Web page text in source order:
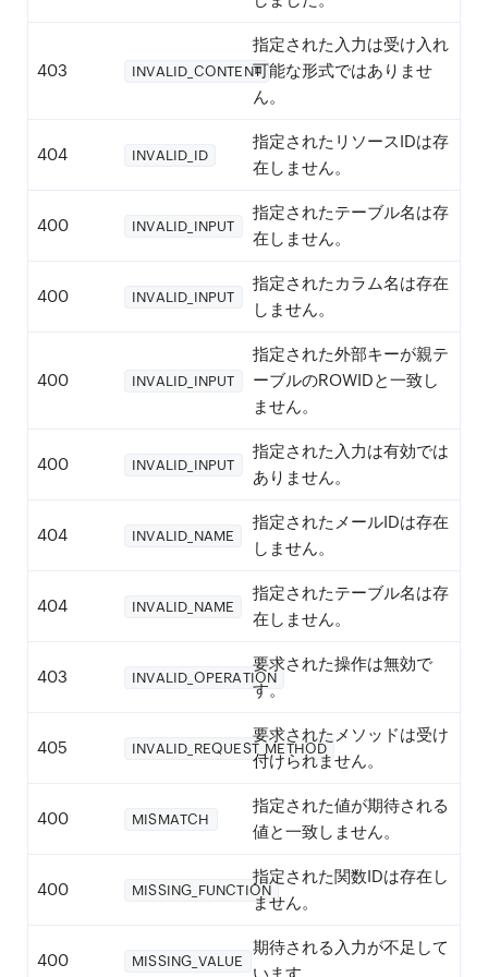
403 INVALID_CONTENT
指定された入力は受け入れ
可能な形式ではありませ
ん。
404 INVALID_ID
指定されたリソースIDは存
在しません。
400 INVALID_INPUT
指定されたテーブル名は存
在しません。
400 INVALID_INPUT
指定されたカラム名は存在
しません。
400 INVALID_INPUT
指定された外部キーが親テ
ーブルのROWIDと一致し
ません。
400 INVALID_INPUT
指定された入力は有効では
ありません。
404 INVALID_NAME
指定されたメールIDは存在
しません。
404 INVALID_NAME
指定されたテーブル名は存
在しません。
403 INVALID_OPERATION
要求された操作は無効で
す。
405 INVALID_REQUEST_METHOD
要求されたメソッドは受け
付けられません。
400 MISMATCH
指定された値が期待される
値と一致しません。
400 MISSING_FUNCTION
指定された関数IDは存在し
ません。
400 MISSING_VALUE
期待される入力が不足して
います。